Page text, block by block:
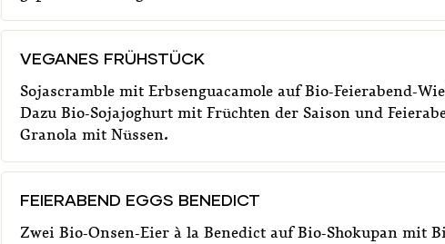
VEGANES FRÜHSTÜCK
Sojascramble mit Erbsenguacamole auf Bio-Feierabend-
Dazu Bio-Sojajoghurt mit Früchten der Saison und
Granola mit Nüssen.
FEIERABEND EGGS BENEDICT
Zwei Bio-Onsen-Eier à la Benedict auf Bio-Shokupan mit